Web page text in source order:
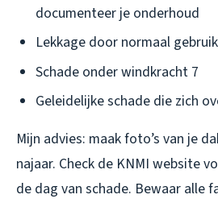
documenteer je onderhoud
Lekkage door normaal
Schade onder windkracht 7
Geleidelijke schade die zich
Mijn advies: maak foto’s van je
najaar. Check de KNMI website
de dag van schade. Bewaar alle